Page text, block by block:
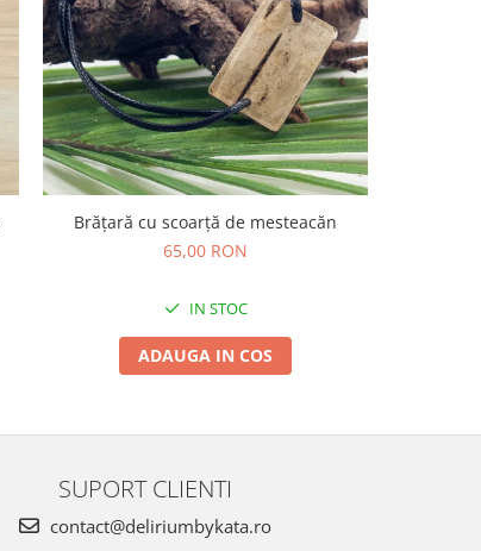
Brățară cu scoarță de mesteacăn
65,00 RON
IN STOC
ADAUGA IN COS
SUPORT CLIENTI
contact@deliriumbykata.ro